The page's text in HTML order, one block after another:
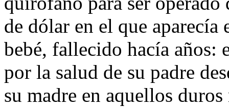
de dólar en el que
bebé, fallecido hacía años:
por la salud de su padre
su madre en aquellos